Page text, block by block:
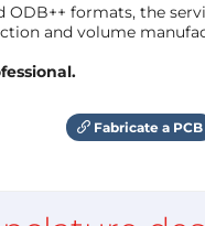
ODB++ formats, the
and volume
Fabricate a PCB